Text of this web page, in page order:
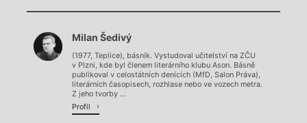
Chviličku.
Načítá se.
Milan Šedivý
(1977, Teplice), básník. Vystudoval učitelství na ZČU
v Plzni, kde byl členem literárního klubu Ason. Básně
publikoval v celostátních denících (MfD, Salon Práva),
literárních časopisech, rozhlase nebo ve vozech metra.
Z jeho tvorby ...
Profil